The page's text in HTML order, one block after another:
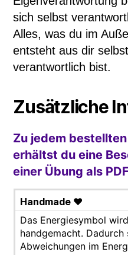
sich selbst
Alles, was du im
entsteht aus dir
verantwortlich bist.
Zusätzliche
Zu jedem
erhältst du eine
einer Übung als
Handmade ♥
Das Energiesymbol
handgemacht. Dadurch
Abweichungen im